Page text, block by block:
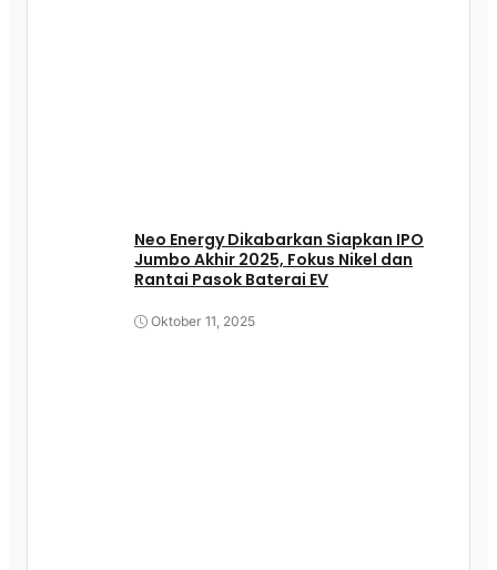
Neo Energy Dikabarkan Siapkan IPO
Jumbo Akhir 2025, Fokus Nikel dan
Rantai Pasok Baterai EV
Oktober 11, 2025